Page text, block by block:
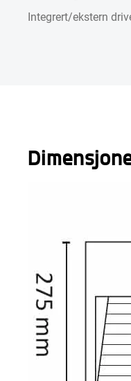
Integrert/ekstern